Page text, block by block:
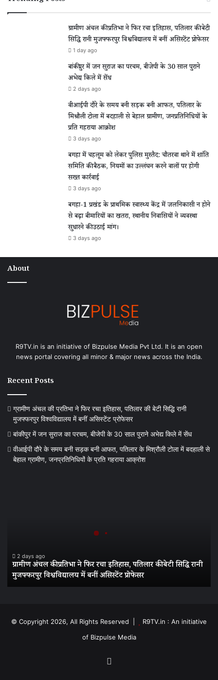
ग्रामीण अंचल की प्रतिभा ने फिर रचा इतिहास, पतिलार की बेटी
सिद्धि रानी मुजफ्फरपुर विश्वविद्यालय में बनीं असिस्टेंट प्रोफेसर
1 day ago
बांकीपुर में जन सुराज का परचम, बीजेपी के 30 साल पुराने
अभेद्य किले में सेंध
2 days ago
वीआईपी दौरे के समय बनी सड़क बनी आफत, पतिलार के
मिश्रौली टोला में बदहाली से बेहाल ग्रामीण, जनप्रतिनिधियों के
प्रति गहराया आक्रोश
3 days ago
बगहा में चहलूम को लेकर पुलिस मुस्तैद: चौतरवा थाने में शांति
समिति की बैठक, नियमों का उल्लंघन करने वालों पर होगी
सख्त कार्रवाई
3 days ago
बगहा-1 प्रखंड के प्राथमिक स्वास्थ्य केंद्र में जलनिकासी न होने
से बढ़ा बीमारियों का खतरा, स्थानीय निवासियों ने व्यवस्था
सुधारने की उठाई मांग।
3 days ago
About
R9TV.in is an initiative of Bizpulse Media Pvt Ltd. It is an open
news portal covering all minor & major news across the India.
Recent Posts
ग्रामीण अंचल की प्रतिभा ने फिर रचा इतिहास, पतिलार की बेटी सिद्धि रानी
मुजफ्फरपुर विश्वविद्यालय में बनीं असिस्टेंट प्रोफेसर
बांकीपुर में जन सुराज का परचम, बीजेपी के 30 साल पुराने अभेद्य किले में सेंध
वीआईपी दौरे के समय बनी सड़क बनी आफत, पतिलार के मिश्रौली टोला में बदहाली से
बेहाल ग्रामीण, जनप्रतिनिधियों के प्रति गहराया आक्रोश
इतिहास,
पतिलार
की
बेटी
मुजफ्फरपुर
विश्वविद्यालय
2 days ago
ग्रामीण अंचल की प्रतिभा ने फिर रचा इतिहास, पतिलार की बेटी सिद्धि रानी
मुजफ्फरपुर विश्वविद्यालय में बनीं असिस्टेंट प्रोफेसर
© Copyright 2026, All Rights Reserved |
R9TV.in : An initiative
of Bizpulse Media